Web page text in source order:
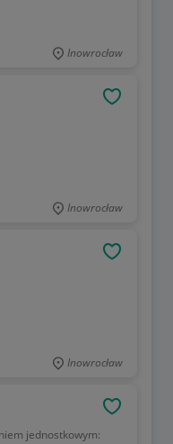
Inowrocław
Inowrocław
Inowrocław
jednostkowym: